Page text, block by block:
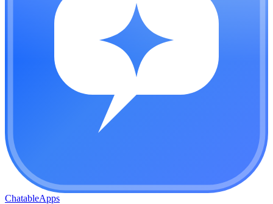
ChatableApps